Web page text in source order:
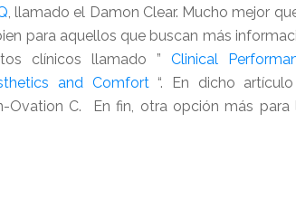
, llamado el Damon Clear. Mucho mejor
para aquellos que buscan más
clínicos llamado ” Clinical
and Comfort“. En dicho
C. En fin, otra opción más para